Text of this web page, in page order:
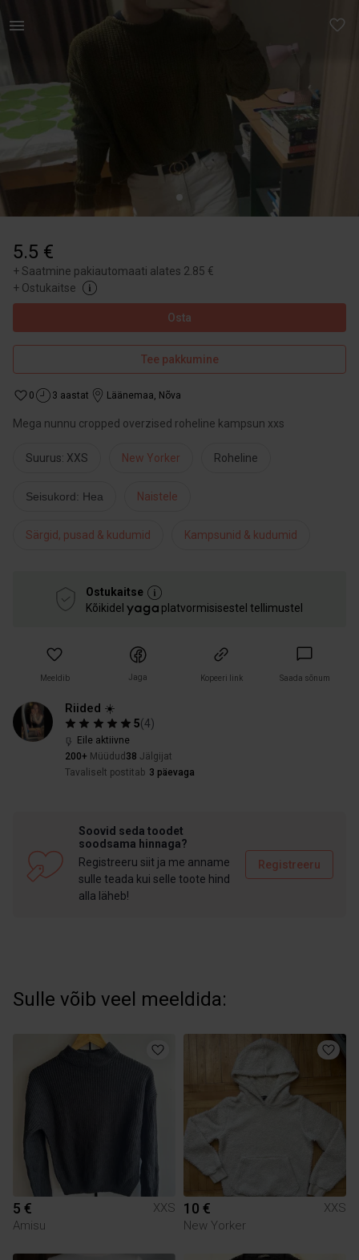
5.5 €
+Saatmine pakiautomaati alates 2.85 €
+ Ostukaitse
Osta
Tee pakkumine
0 3 aastat Läänemaa, Nõva
Mega nunnu cropped overzised roheline kampsun xxs
Suurus: XXS New Yorker Roheline
Seisukord: Hea Naistele
Särgid, pusad & kudumid Kampsunid & kudumid
Ostukaitse
Kõikidel
platvormisisestel tellimustel
Meeldib Jaga Kopeeri link Saada sõnum
Riided ☀️
5(4)
Eile aktiivne
200+ Müüdud 38 Jälgijat
Tavaliselt postitab 3 päevaga
Soovid seda toodet
soodsama hinnaga?
Registreeru siit ja me anname
sulle teada kui selle toote hind
alla läheb!
Registreeru
Sulle võib veel meeldida:
5 €
XXS
Amisu
10 €
XXS
New Yorker